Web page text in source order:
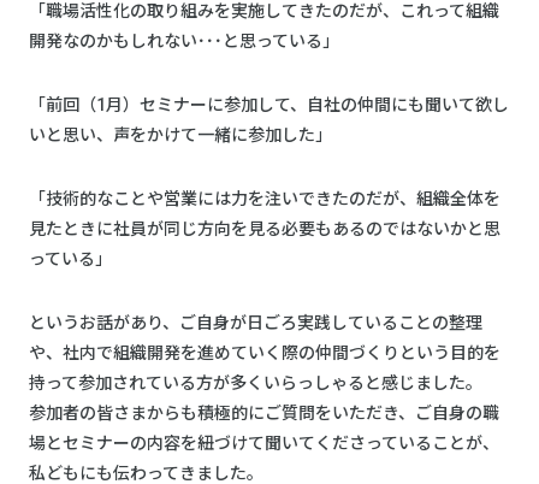
「職場活性化の取り組みを実施してきたのだが、これって組織
開発なのかもしれない･･･と思っている」
「前回（1月）セミナーに参加して、自社の仲間にも聞いて欲し
いと思い、声をかけて一緒に参加した」
「技術的なことや営業には力を注いできたのだが、組織全体を
見たときに社員が同じ方向を見る必要もあるのではないかと思
っている」
というお話があり、ご自身が日ごろ実践していることの整理
や、社内で組織開発を進めていく際の仲間づくりという目的を
持って参加されている方が多くいらっしゃると感じました。
参加者の皆さまからも積極的にご質問をいただき、ご自身の職
場とセミナーの内容を紐づけて聞いてくださっていることが、
私どもにも伝わってきました。